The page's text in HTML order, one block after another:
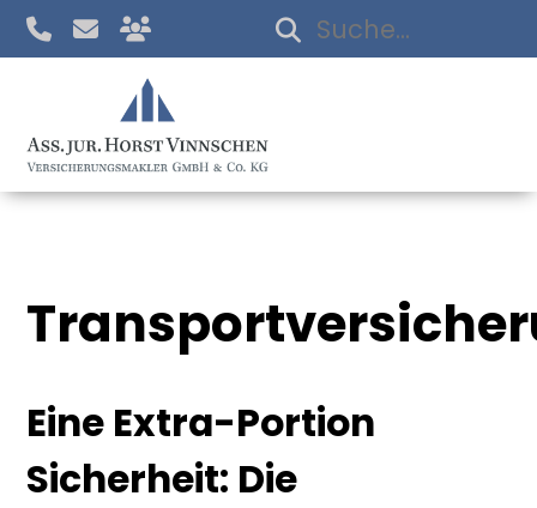
Eine Extra-Portion
Sicherheit: Die